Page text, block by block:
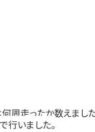
周走ったか数えまし
行いました。